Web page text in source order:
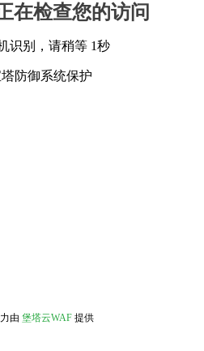
在检查您的访问
识别，请稍等 1秒
防御系统保护
由 堡塔云WAF 提供